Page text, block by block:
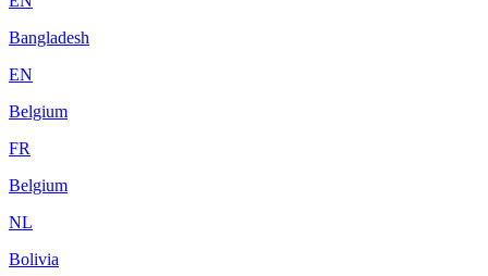
Bangladesh
EN
Belgium
FR
Belgium
NL
Bolivia